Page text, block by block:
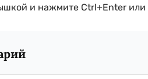
и нажмите Ctrl+Enter или